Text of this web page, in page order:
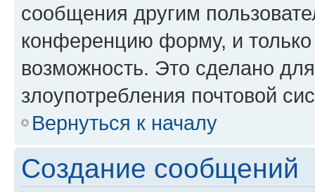
сообщения другим
конференцию форму, и
возможность. Это сделано
злоупотребления почтовой
Вернуться к началу
Создание сообщений